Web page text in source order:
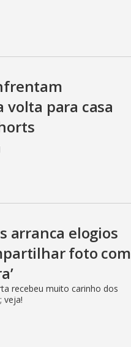
para casa
arranca elogios
foto com
recebeu muito carinho dos
veja!